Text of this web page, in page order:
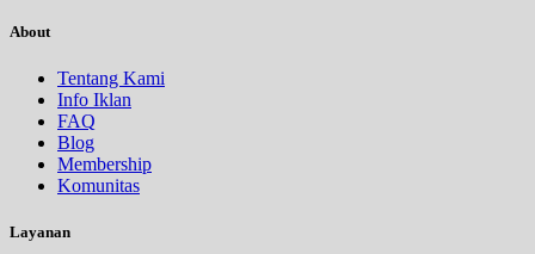
About
Tentang Kami
Info Iklan
FAQ
Blog
Membership
Komunitas
Layanan